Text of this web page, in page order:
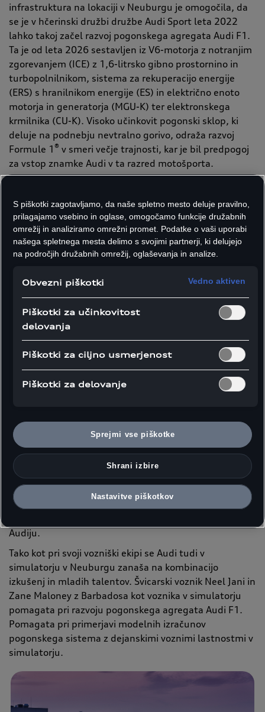
infrastruktura na lokaciji v Neuburgu je omogočila, da
se je v hčerinski družbi družbe Audi Sport leta 2022
lahko takoj začel razvoj pogonskega agregata Audi F1.
Ta je od leta 2026 sestavljen iz V6-motorja z notranjim
zgorevanjem (ICE) z 1,6-litrsko gibno prostornino in
turbopolnilnikom, sistema za rekuperacijo energije
(ERS) s hranilnikom energije (ES) in električno enoto
motorja in generatorja (MGU-K) ter elektronskega
krmilnika (CU-K). Visoko učinkovit pogonski sklop, ki
deluje na podnebju nevtralno gorivo, odraža razvoj
Formule 1 ® v smeri večje trajnosti, kar je bil predpogoj
za vstop znamke Audi v ta razred motošporta.
Razvoj in montaža sistema za rekuperacijo energije (ERS) v Neuburgu.
začel leta 2022. Le okoli dve leti kasneje je bil pogonski
agregat prvič kot celota dinamično testiran na
preizkusnih napravah. Pri tem so bili še posebej
pomembni simulacije in digitalna razvojna orodja, saj
do začetka leta 2026 novih pogonov ni bilo mogoče
preizkusiti na dirkališču. Dinamični simulator vožnje ter
digitalna orodja in metode imajo zato pomembno vlogo
Audiju.
Tako kot pri svoji vozniški ekipi se Audi tudi v
simulatorju v Neuburgu zanaša na kombinacijo
izkušenj in mladih talentov. Švicarski voznik Neel Jani in
Zane Maloney z Barbadosa kot voznika v simulatorju
pomagata pri razvoju pogonskega agregata Audi F1.
Pomagata pri primerjavi modelnih izračunov
pogonskega sistema z dejanskimi voznimi lastnostmi v
simulatorju.
S piškotki zagotavljamo, da naše spletno mesto deluje pravilno,
prilagajamo vsebino in oglase, omogočamo funkcije družabnih
omrežij in analiziramo omrežni promet. Podatke o vaši uporabi
našega spletnega mesta delimo s svojimi partnerji, ki delujejo
na področjih družabnih omrežij, oglaševanja in analize.
Obvezni piškotki Vedno aktiven
Piškotki za učinkovitost
delovanja
Piškotki za ciljno usmerjenost
Piškotki za delovanje
Sprejmi vse piškotke
Shrani izbire
Nastavitve piškotkov